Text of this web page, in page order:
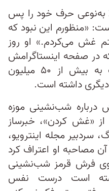
به‌نوعی حرف خود را پس
«منظورم این نبود که
غش می‌کردم.» او روز
در صفحه اینستاگرامش
به اشتراک گذاشت، خطاب به بیش از ۵۰ میلیون
داشته است.
شب‌نشینی موزه
و صحبت از «غش کردن»، خبرساز
سردبیر مجله اینترویو،
آن مصاحبه او اعتراف کرد
فرش قرمز شب‌نشینی
است درست نفس